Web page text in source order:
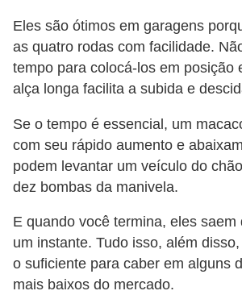
Eles são ótimos em garagens
as quatro rodas com facilidade.
tempo para colocá-los em posição
alça longa facilita a subida e
Se o tempo é essencial, um
com seu rápido aumento e
podem levantar um veículo do
dez bombas da manivela.
E quando você termina, eles saem
um instante. Tudo isso, além
o suficiente para caber em alguns
mais baixos do mercado.